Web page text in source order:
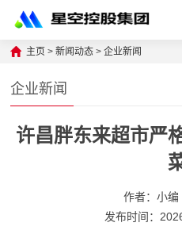
星
空
体
育
主页 >新闻动态 >企业新闻
企业新闻
许昌胖东来超市严
作者：小编
发布时间：